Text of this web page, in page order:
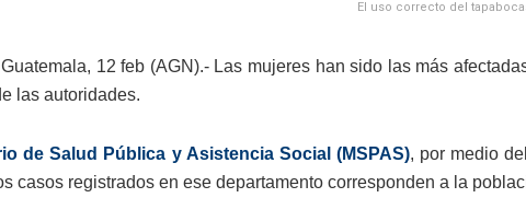
El uso correcto del
12 feb (AGN).- Las mujeres han sido las más
las autoridades.
de Salud Pública y Asistencia Social (MSPAS), por medio
casos registrados en ese departamento corresponden a la